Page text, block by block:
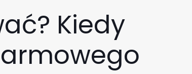
Kiedy